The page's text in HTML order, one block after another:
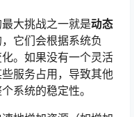
大挑战之一就是动态
它们会根据系统负
。如果没有一个灵活
服务占用，导致其他
系统的稳定性。